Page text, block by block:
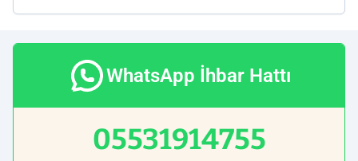
WhatsApp İhbar Hattı
05531914755